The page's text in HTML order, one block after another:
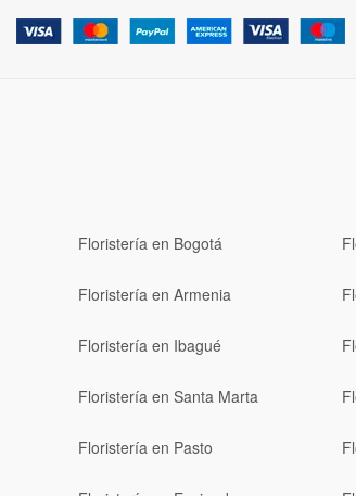
Floristería en Bogotá
Floristería en Armenia
Floristería en Ibagué
Floristería en Santa Marta
Floristería en Pasto